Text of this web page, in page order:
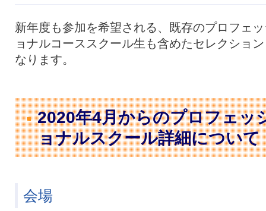
新年度も参加を希望される、既存のプロフェ
ョナルコーススクール生も含めたセレクショ
なります。
2020年4月からのプロフェッ
ョナルスクール詳細について
会場